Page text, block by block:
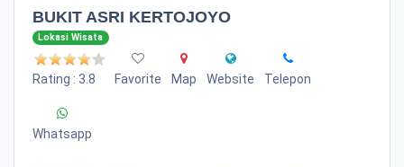
BUKIT ASRI KERTOJOYO
Lokasi Wisata
Rating : 3.8 Favorite Map Website Telepon
Whatsapp